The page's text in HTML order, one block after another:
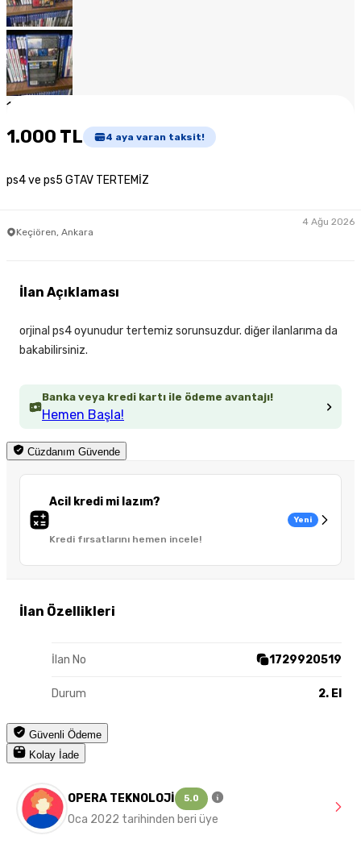
1
1.000 TL 4 aya varan taksit!
ps4 ve ps5 GTAV TERTEMİZ
Keçiören, Ankara
4 Ağu 2026
Banka veya kredi kartı ile ödeme avantajı!
Hemen Başla!
Cüzdanım Güvende
Acil kredi mi lazım?
Kredi fırsatlarını hemen incele!
Yeni
İlan Özellikleri
İlan No 1729920519
Durum 2. El
Güvenli Ödeme
Kolay İade
İlan Açıklaması
orjinal ps4 oyunudur tertemiz sorunsuzdur. diğer ilanlarıma da
bakabilirsiniz.
OPERA TEKNOLOJİ 5.0
Oca 2022 tarihinden beri üye